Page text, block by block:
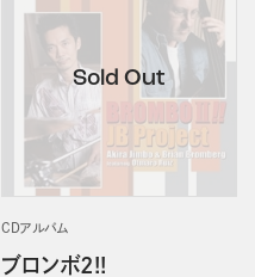
CDアルバム
ブロンボ2!!